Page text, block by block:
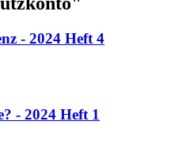
- 2024 Heft 4
- 2024 Heft 1